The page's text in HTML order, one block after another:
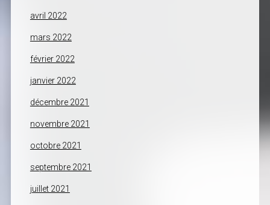
avril 2022
mars 2022
février 2022
janvier 2022
décembre 2021
novembre 2021
octobre 2021
septembre 2021
juillet 2021